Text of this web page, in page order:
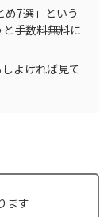
7選」という
手数料無料に
よければ見て
ます